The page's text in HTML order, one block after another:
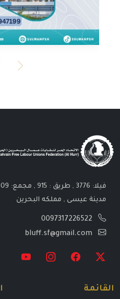
فيلا: 3776 , طريق : 915 , مجمع: 809
مدينة عيسى , مملكه البحرين
0097317226522
bluff.sf@gmail.com
القائمة